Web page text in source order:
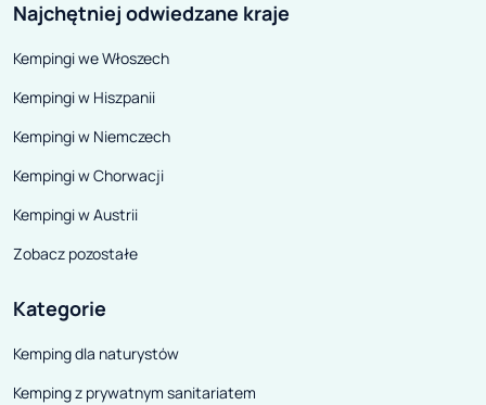
wykonywania zdjęć, czy
zapisywania plików muzycznych.
Urządzenie z małej kamerki stało
samochodu.
Najchętniej odwiedzane kraje
Kempingi we Włoszech
Kempingi w Hiszpanii
Kempingi w Niemczech
Kempingi w Chorwacji
Kempingi w Austrii
Zobacz pozostałe
Kategorie
Kemping dla naturystów
Kemping z prywatnym sanitariatem